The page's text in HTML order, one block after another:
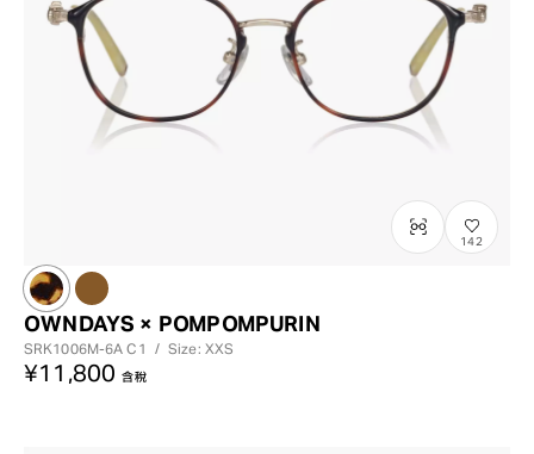
142
OWNDAYS × POMPOMPURIN
SRK1006M-6AC1 / Size: XXS
¥11,800 含稅